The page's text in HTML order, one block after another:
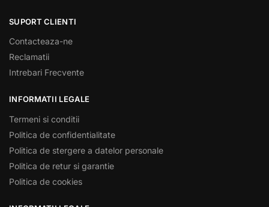
SUPORT CLIENTI
Contacteaza-ne
Reclamatii
Intrebari Frecvente
INFORMATII LEGALE
Termeni si conditii
Politica de confidentialitate
Politica de stergere a datelor personale
Politica de retur si garantie
Politica de cookies